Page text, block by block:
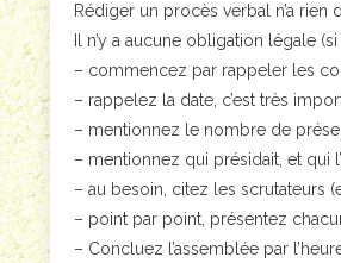
Rédiger un procès verbal n’a rien
Il n’y a aucune obligation légale
– commencez par rappeler les
– rappelez la date, c’est très
– mentionnez le nombre de
– mentionnez qui présidait, et qui
– au besoin, citez les scrutateurs
– point par point, présentez
– Concluez l’assemblée par